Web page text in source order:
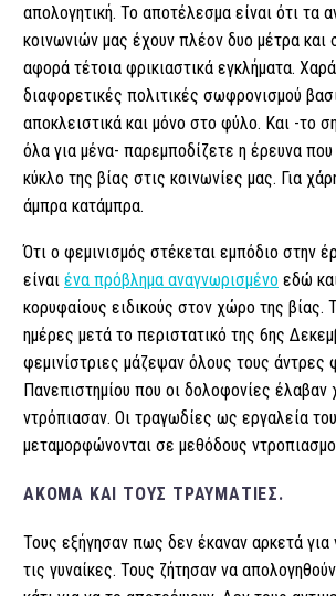
απολογητική. Το αποτέλεσμα είναι ότι τα
κοινωνιών μας έχουν πλέον δυο μέτρα και
αφορά τέτοια φρικιαστικά εγκλήματα.
διαφορετικές πολιτικές σωφρονισμού
αποκλειστικά και μόνο στο φύλο. Και -το
όλα για μένα- παρεμποδίζετε η έρευνα που
κύκλο της βίας στις κοινωνίες μας. Για
άμπρα κατάμπρα.
Ότι ο φεμινισμός στέκεται εμπόδιο στην
είναι ένα πρόβλημα αναγνωρισμένο εδώ
κορυφαίους ειδικούς στον χώρο της βίας.
ημέρες μετά το περιστατικό της 6ης
φεμινίστριες μάζεψαν όλους τους άντρες
Πανεπιστημίου που οι δολοφονίες έλαβαν
ντρόπιασαν. Οι τραγωδίες ως εργαλεία
μεταμορφώνονται σε μεθόδους
ΑΚΌΜΑ ΚΑΙ ΤΟΥΣ ΤΡΑΥΜΑΤΊΕΣ.
Τους εξήγησαν πως δεν έκαναν αρκετά
τις γυναίκες. Τους ζήτησαν να